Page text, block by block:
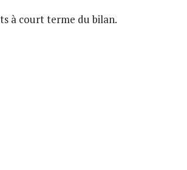
à court terme du bilan.